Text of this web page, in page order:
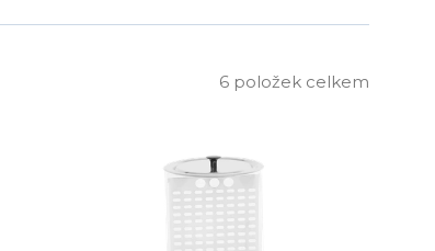
6 položek celkem